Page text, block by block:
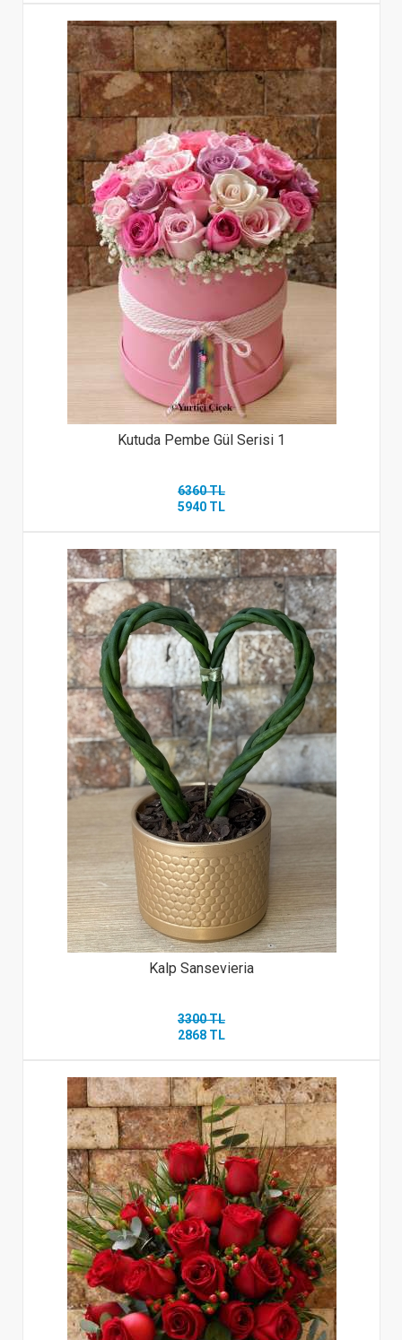
Kutuda Pembe Gül Serisi 1
6360 TL
5940 TL
Kalp Sansevieria
3300 TL
2868 TL